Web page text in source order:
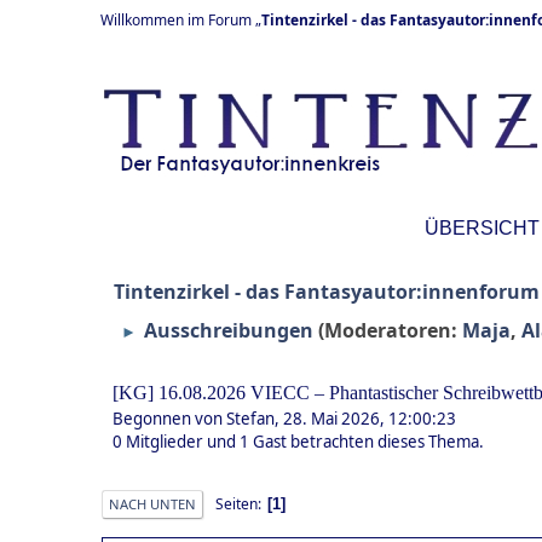
Willkommen im Forum „Tintenzirkel - das
ÜBERSICHT
Tintenzirkel - das Fantasyautor:innenforum
► Ausschreibungen (Moderatoren: Maja,
[KG] 16.08.2026 VIECC – Phantastischer
Begonnen von Stefan, 28. Mai 2026, 12:00:23
0 Mitglieder und 1 Gast betrachten dieses Thema.
NACH UNTEN Seiten 1